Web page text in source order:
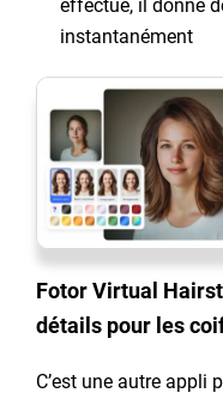
effectué, il donne
instantanément
Fotor Virtual
détails pour les
C’est une autre appli